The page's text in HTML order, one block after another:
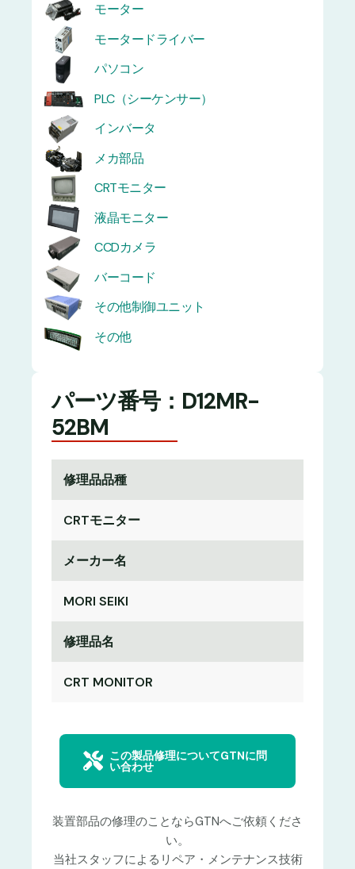
モーター
モータードライバー
パソコン
PLC（シーケンサー）
インバータ
メカ部品
CRTモニター
液晶モニター
CCDカメラ
バーコード
その他制御ユニット
その他
パーツ番号：D12MR-
52BM
修理品品種
CRTモニター
メーカー名
MORI SEIKI
修理品名
CRT MONITOR
この製品修理についてGTNに問
い合わせ
装置部品の修理のことならGTNへご依頼くださ
い。
当社スタッフによるリペア・メンテナンス技術